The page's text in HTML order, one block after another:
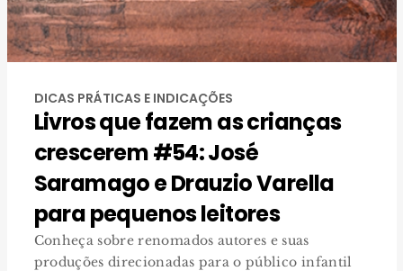
DICAS PRÁTICAS E INDICAÇÕES
Livros que fazem as crianças
crescerem #54: José
Saramago e Drauzio Varella
para pequenos leitores
Conheça sobre renomados autores e suas
produções direcionadas para o público infantil